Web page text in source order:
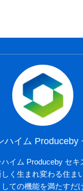
ハイム Produceby
イム Produceby セキ
く生まれ変わる住ま
ての機能を満たすだ